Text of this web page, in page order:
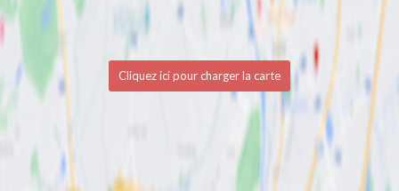
Cliquez ici pour charger la carte